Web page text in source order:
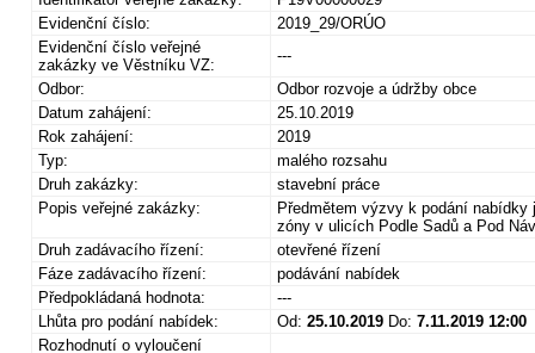
Evidenční číslo:
2019_29/ORÚO
Evidenční číslo veřejné
zakázky ve Věstníku VZ:
---
Odbor:
Odbor rozvoje a údržby obce
Datum zahájení:
25.10.2019
Rok zahájení:
2019
Typ:
malého rozsahu
Druh zakázky:
stavební práce
Popis veřejné zakázky:
Předmětem výzvy k podání
zóny v ulicích Podle Sadů a Pod
Druh zadávacího řízení:
otevřené řízení
Fáze zadávacího řízení:
podávání nabídek
Předpokládaná hodnota:
---
Lhůta pro podání nabídek:
Od:25.10.2019 Do:7.11.2019 12:00
Rozhodnutí o vyloučení